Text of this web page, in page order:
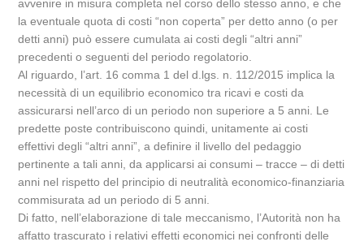
avvenire in misura completa nel corso dello stesso anno, e che
la eventuale quota di costi “non coperta” per detto anno (o per
detti anni) può essere cumulata ai costi degli “altri anni”
precedenti o seguenti del periodo regolatorio.
Al riguardo, l’art. 16 comma 1 del d.lgs. n. 112/2015 implica la
necessità di un equilibrio economico tra ricavi e costi da
assicurarsi nell’arco di un periodo non superiore a 5 anni. Le
predette poste contribuiscono quindi, unitamente ai costi
effettivi degli “altri anni”, a definire il livello del pedaggio
pertinente a tali anni, da applicarsi ai consumi – tracce – di detti
anni nel rispetto del principio di neutralità economico-finanziaria
commisurata ad un periodo di 5 anni.
Di fatto, nell’elaborazione di tale meccanismo, l’Autorità non ha
affatto trascurato i relativi effetti economici nei confronti delle